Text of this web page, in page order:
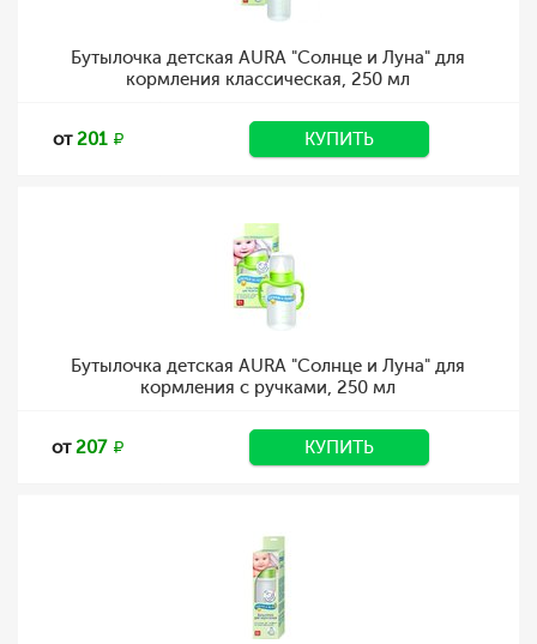
Бутылочка детская AURA "Солнце и Луна" для
кормления классическая, 250 мл
от201 КУПИТЬ
Бутылочка детская AURA "Солнце и Луна" для
кормления с ручками, 250 мл
от207 КУПИТЬ